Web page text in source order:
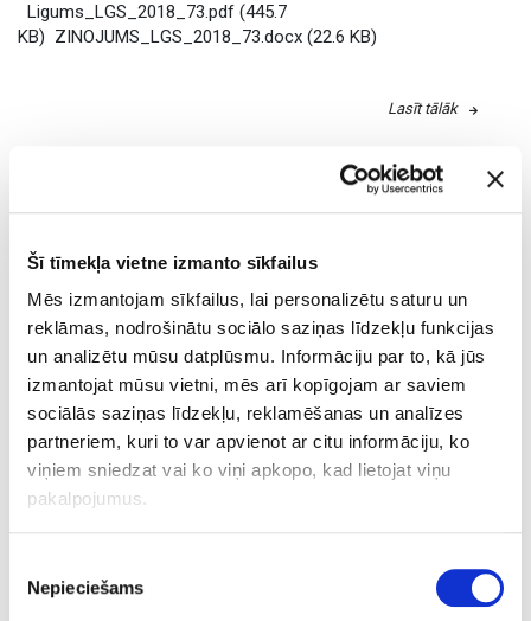
Šī tīmekļa vietne izmanto sīkfailus
Mēs izmantojam sīkfailus, lai personalizētu saturu un
reklāmas, nodrošinātu sociālo saziņas līdzekļu funkcijas
un analizētu mūsu datplūsmu. Informāciju par to, kā jūs
izmantojat mūsu vietni, mēs arī kopīgojam ar saviem
sociālās saziņas līdzekļu, reklamēšanas un analīzes
partneriem, kuri to var apvienot ar citu informāciju, ko
viņiem sniedzat vai ko viņi apkopo, kad lietojat viņu
pakalpojumus.
izvēle
Nepieciešams
Ligums_LGS_2018_73.pdf (445.7
KB) ZINOJUMS_LGS_2018_73.docx (22.6 KB)
Lasīt tālāk
lejuplādei
Lasīt tālāk
* ATKLĀTS KONKURSS
11 Dec 2019 |Iepirkumi
lejuplādei